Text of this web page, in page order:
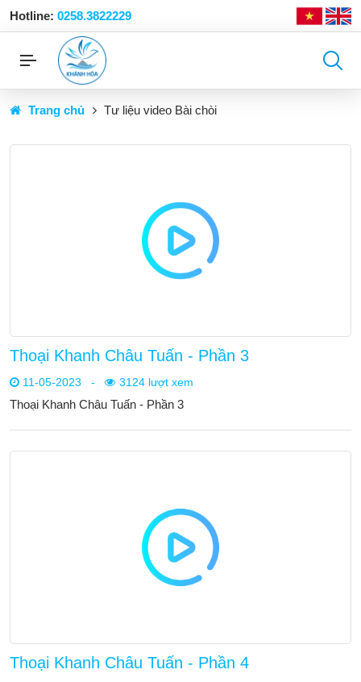
Hotline: 0258.3822229
Trang chủ Tư liệu video Bài chòi
Thoại Khanh Châu Tuấn - Phần 3
11-05-2023 - 3124 lượt xem
Thoại Khanh Châu Tuấn - Phần 3
Thoại Khanh Châu Tuấn - Phần 4